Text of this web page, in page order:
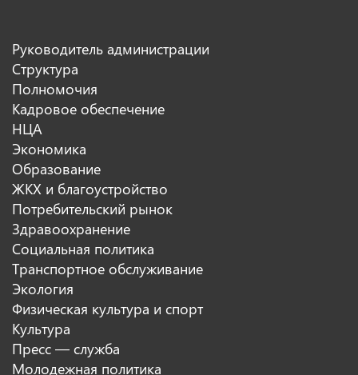
Руководитель администрации
Структура
Полномочия
Кадровое обеспечение
НЦА
Экономика
Образование
ЖКХ и благоустройство
Потребительский рынок
Здравоохранение
Социальная политика
Транспортное обслуживание
Экология
Физическая культура и спорт
Культура
Пресс — служба
Молодежная политика